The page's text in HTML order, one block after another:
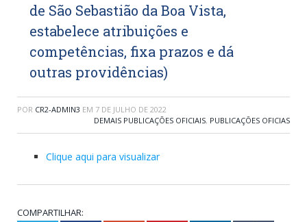
de São Sebastião da Boa Vista,
estabelece atribuições e
competências, fixa prazos e dá
outras providências)
POR CR2-ADMIN3 EM 7 DE JULHO DE 2022
DEMAIS PUBLICAÇÕES OFICIAIS, PUBLICAÇÕES OFICIAS
Clique aqui para visualizar
COMPARTILHAR: